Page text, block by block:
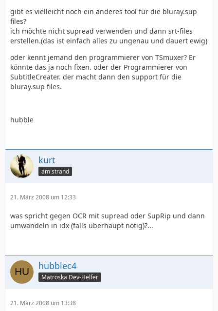
gibt es vielleicht noch ein anderes tool für die bluray.sup
files?
ich möchte nicht supread verwenden und dann srt-files
erstellen.(das ist einfach alles zu ungenau und dauert ewig)
oder kennt jemand den programmierer von TSmuxer? Er
könnte das ja noch fixen. oder der Programmierer von
SubtitleCreater. der macht dann den support für die
bluray.sup files.
hubble
kurt
am strand
21. März 2008 um 12:33
was spricht gegen OCR mit supread oder SupRip und dann
umwandeln in idx (falls überhaupt nötig)?...
hubblec4
Matroska Dev-Helfer
21. März 2008 um 13:38